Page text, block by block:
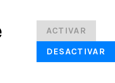
ACTIVAR
DESACTIVAR